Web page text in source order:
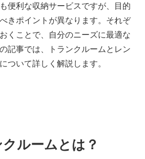
便利な収納サービスですが、目的
きポイントが異なります。それぞ
くことで、自分のニーズに最適な
記事では、トランクルームとレン
ついて詳しく解説します。
クルームとは？